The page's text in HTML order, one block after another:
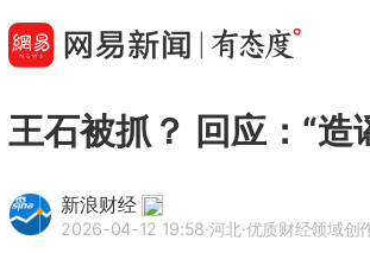
王石被抓？ 回应：“造
新浪财经
2026-04-12 19:58·河北·优质财经领域创